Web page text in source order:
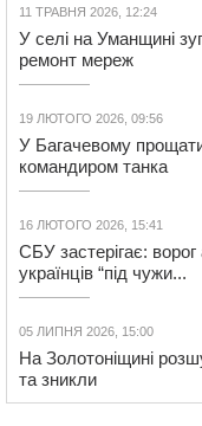
11 ТРАВНЯ 2026, 12:24
У селі на Уманщині
ремонт мереж
19 ЛЮТОГО 2026, 09:56
У Багачевому
командиром танка
16 ЛЮТОГО 2026, 15:41
СБУ застерігає:
українців “під чужи...
05 ЛИПНЯ 2026, 15:00
На Золотоніщині
та зникли